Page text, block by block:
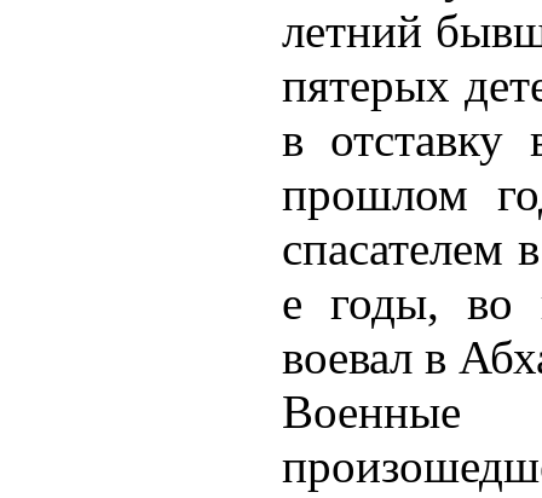
летний
пятерых
в отставку
прошлом
спасателем
е годы, во
воевал в
Военные